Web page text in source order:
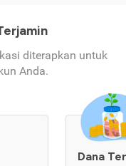
diterapkan untuk
Anda.
Dana